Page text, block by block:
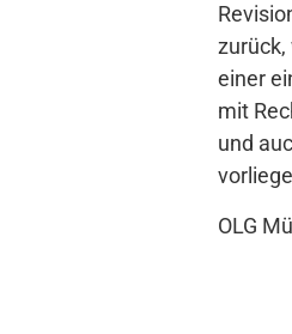
zurück,
einer
mit
und
OLG